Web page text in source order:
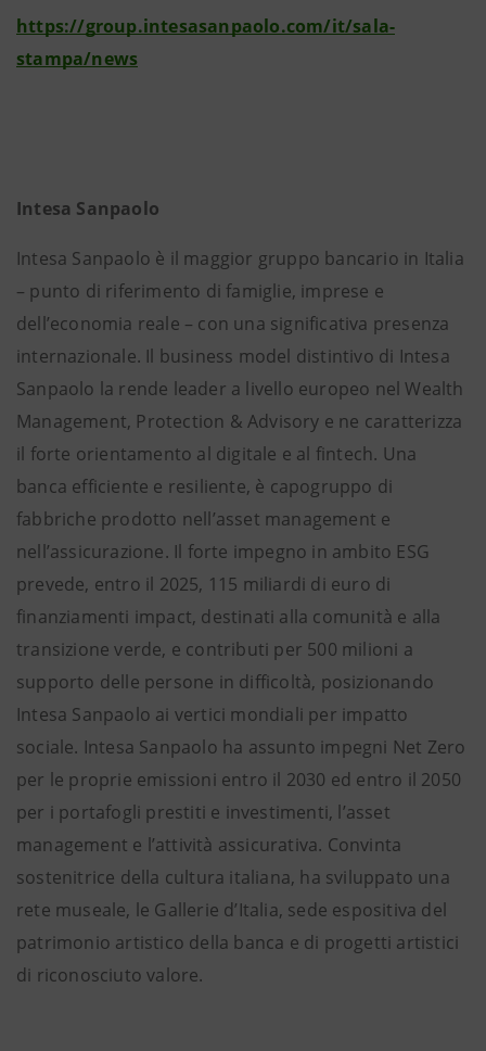
https://group.intesasanpaolo.com/it/sala-
stampa/news
Intesa Sanpaolo
Intesa Sanpaolo è il maggior gruppo bancario in Italia
– punto di riferimento di famiglie, imprese e
dell’economia reale – con una significativa presenza
internazionale. Il business model distintivo di Intesa
Sanpaolo la rende leader a livello europeo nel Wealth
Management, Protection & Advisory e ne caratterizza
il forte orientamento al digitale e al fintech. Una
banca efficiente e resiliente, è capogruppo di
fabbriche prodotto nell’asset management e
nell’assicurazione. Il forte impegno in ambito ESG
prevede, entro il 2025, 115 miliardi di euro di
finanziamenti impact, destinati alla comunità e alla
transizione verde, e contributi per 500 milioni a
supporto delle persone in difficoltà, posizionando
Intesa Sanpaolo ai vertici mondiali per impatto
sociale. Intesa Sanpaolo ha assunto impegni Net Zero
per le proprie emissioni entro il 2030 ed entro il 2050
per i portafogli prestiti e investimenti, l’asset
management e l’attività assicurativa. Convinta
sostenitrice della cultura italiana, ha sviluppato una
rete museale, le Gallerie d’Italia, sede espositiva del
patrimonio artistico della banca e di progetti artistici
di riconosciuto valore.